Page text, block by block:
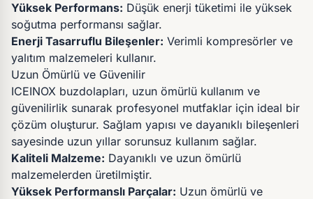
Yüksek Performans: Düşük enerji tüketimi ile yüksek
soğutma performansı sağlar.
Enerji Tasarruflu Bileşenler: Verimli kompresörler ve
yalıtım malzemeleri kullanır.
Uzun Ömürlü ve Güvenilir
ICEINOX buzdolapları, uzun ömürlü kullanım ve
güvenilirlik sunarak profesyonel mutfaklar için ideal bir
çözüm oluşturur. Sağlam yapısı ve dayanıklı bileşenleri
sayesinde uzun yıllar sorunsuz kullanım sağlar.
Kaliteli Malzeme: Dayanıklı ve uzun ömürlü
malzemelerden üretilmiştir.
Yüksek Performanslı Parçalar: Uzun ömürlü ve